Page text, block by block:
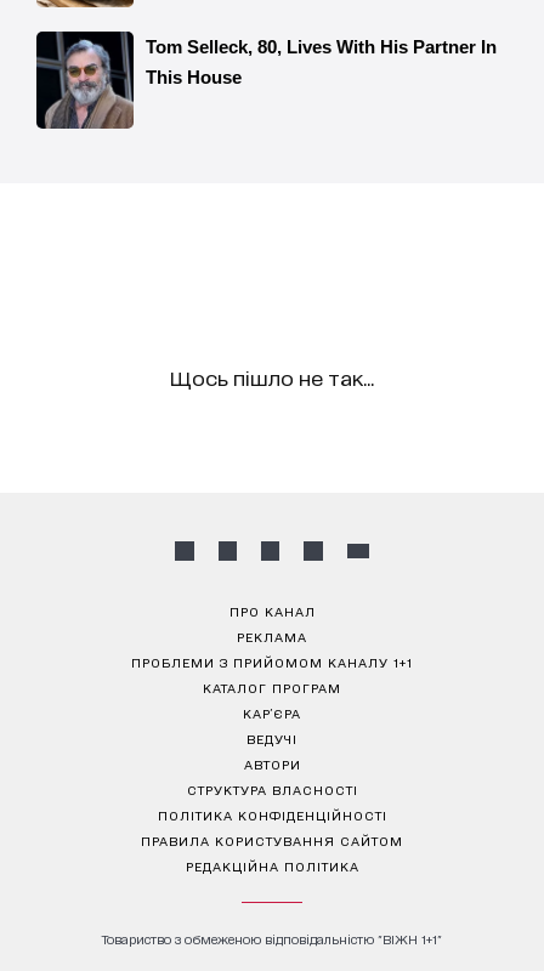
Щось пішло не так...
ПРО КАНАЛ
РЕКЛАМА
ПРОБЛЕМИ З ПРИЙОМОМ КАНАЛУ 1+1
КАТАЛОГ ПРОГРАМ
КАР’ЄРА
ВЕДУЧІ
АВТОРИ
СТРУКТУРА ВЛАСНОСТІ
ПОЛІТИКА КОНФІДЕНЦІЙНОСТІ
ПРАВИЛА КОРИСТУВАННЯ САЙТОМ
РЕДАКЦІЙНА ПОЛІТИКА
Товариство з обмеженою відповідальністю "ВІЖН 1+1"